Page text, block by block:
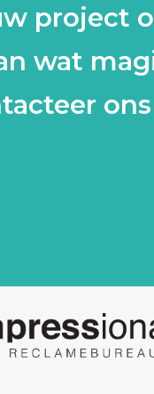
project
wat
ons